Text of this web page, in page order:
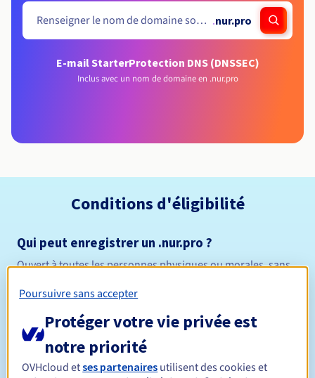
.nur.pro
E-mail StarterProtection DNS (DNSSEC)
Inclus avec un nom de domaine en .nur.pro
Conditions d'éligibilité
Qui peut enregistrer un .nur.pro ?
Ouvert à toutes les personnes physiques ou morales, sans
Durée de réservation
Poursuivre sans accepter
Protéger votre vie privée est
notre priorité
OVHcloud etses partenaires utilisent des cookies et